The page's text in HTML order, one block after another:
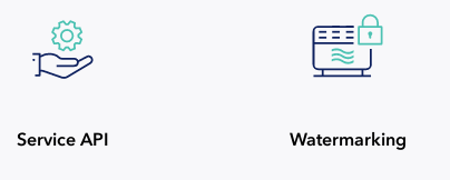
Service API Watermarking